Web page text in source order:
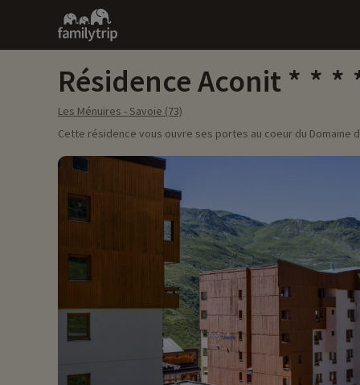
Family
trip
Résidence Aconit
Les Ménuires - Savoie (73)
Cette résidence vous ouvre ses portes au coeur du Domaine